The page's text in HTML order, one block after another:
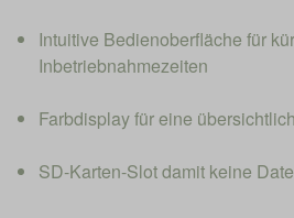
Intuitive Bedienoberfläche für
Inbetriebnahmezeiten
Farbdisplay für eine
SD-Karten-Slot damit keine